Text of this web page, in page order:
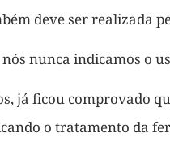
deve ser realizada
nunca indicamos o
já ficou comprovado
o tratamento da